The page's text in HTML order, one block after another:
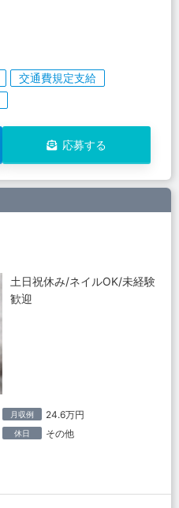
交通費規定支給
応募する
土日祝休み/ネイルOK/未経験
歓迎
月収例 24.6万円
休日 その他